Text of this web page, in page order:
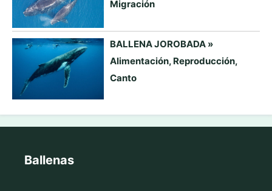
Migración
BALLENA JOROBADA »
Alimentación, Reproducción,
Canto
Ballenas